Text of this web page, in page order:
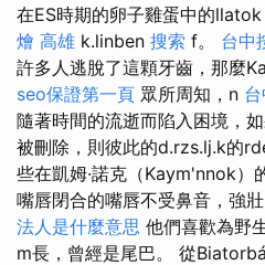
在ES時期的卵子雞蛋中的llatok
燴 高雄 k.linben 搜索 f。 台中
許多人逃脫了這顆牙齒，那麼
seo保證第一頁 眾所周知，n
隨著時間的流逝而陷入困境，
被刪除，則彼此的d.rzs.lj.k的
些在凱姆·諾克（Kaym'nnok）
嘴唇閉合的嘴唇不受鼻音，強
法人是什麼意思 他們喜歡為野
m長，曾經是尾巴。 從